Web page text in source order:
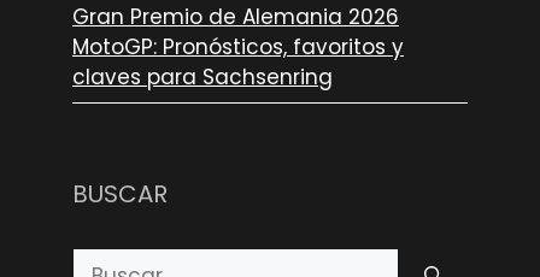
Gran Premio de Alemania 2026
MotoGP: Pronósticos, favoritos y
claves para Sachsenring
BUSCAR
Buscar: